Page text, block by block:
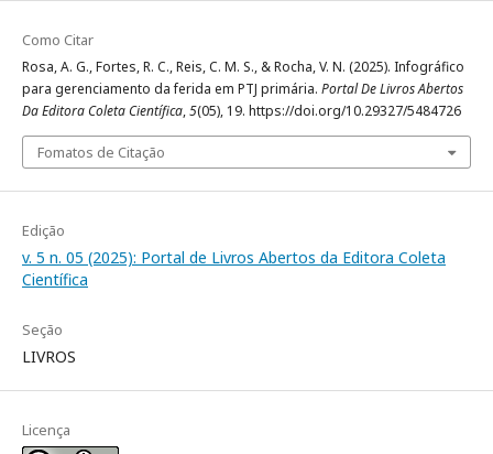
Como Citar
Rosa, A. G., Fortes, R. C., Reis, C. M. S., & Rocha, V. N. (2025). Infográfico
para gerenciamento da ferida em PTJ primária. Portal De Livros Abertos
Da Editora Coleta Científica,5(05), 19. https://doi.org/10.29327/5484726
Fomatos de Citação
Edição
v. 5 n. 05 (2025): Portal de Livros Abertos da Editora Coleta
Científica
Seção
LIVROS
Licença